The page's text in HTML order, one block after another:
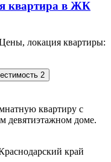
локация квартиры:
2
квартиру с
девятиэтажном доме.
край